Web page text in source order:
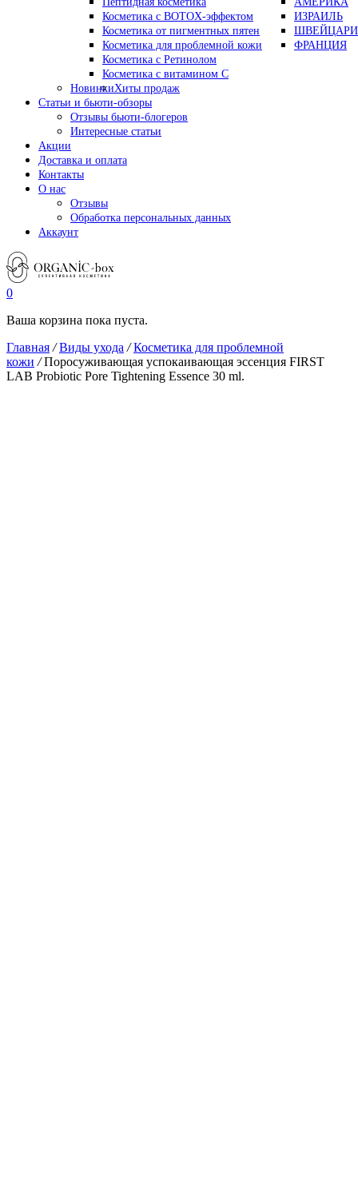
Косметика с BOTOX-эффектом
Косметика от пигментных пятен
Косметика для проблемной кожи
Косметика с Ретинолом
Косметика с витамином С
ИЗРАИЛЬ
ФРАНЦИЯ
НовинкиХиты продаж
Статьи и бьюти-обзоры
Отзывы бьюти-блогеров
Интересные статьи
Акции
Доставка и оплата
Контакты
О нас
Отзывы
Обработка персональных данных
Аккаунт
0
Ваша корзина пока пуста.
Главная /Виды ухода /Косметика для проблемной
кожи /Поросуживающая успокаивающая эссенция FIRST
LAB Probiotic Pore Tightening Essence 30 ml.